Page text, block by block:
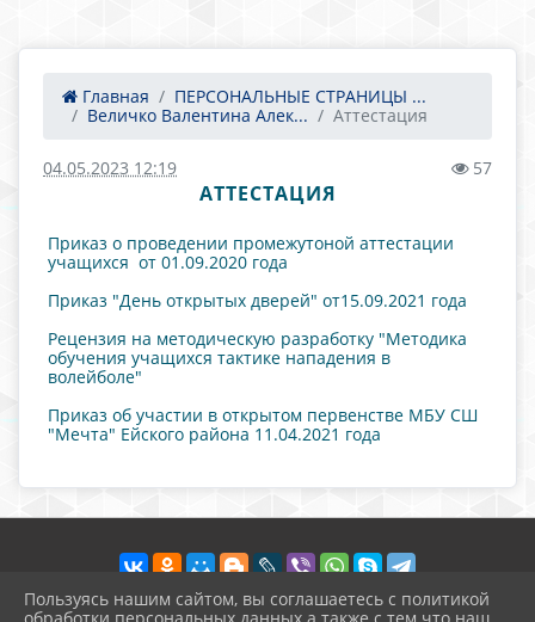
Главная
ПЕРСОНАЛЬНЫЕ СТРАНИЦЫ ...
Величко Валентина Алек...
Аттестация
04.05.2023 12:19 57
АТТЕСТАЦИЯ
Приказ о проведении промежутоной аттестации
учащихся от 01.09.2020 года
Приказ "День открытых дверей" от15.09.2021 года
Рецензия на методическую разработку "Методика
обучения учащихся тактике нападения в
волейболе"
Приказ об участии в открытом первенстве МБУ СШ
"Мечта" Ейского района 11.04.2021 года
Пользуясь нашим сайтом, вы соглашаетесь с политикой